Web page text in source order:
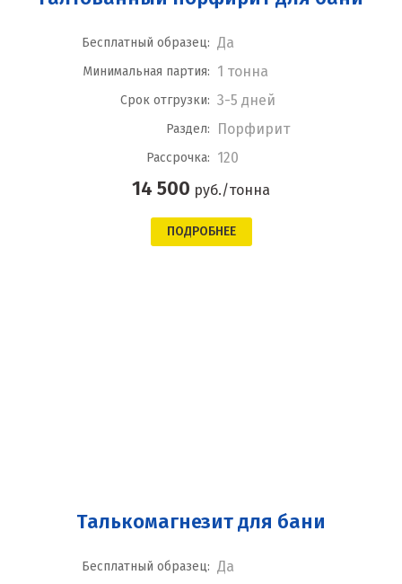
Бесплатный образец: Да
Минимальная партия: 1 тонна
Срок отгрузки: 3-5 дней
Раздел: Порфирит
Рассрочка: 120
14 500 руб./тонна
ПОДРОБНЕЕ
Талькомагнезит для бани
Бесплатный образец: Да